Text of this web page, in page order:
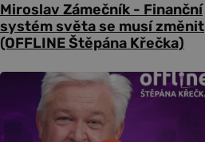
Miroslav Zámečník - Finanční
systém světa se musí změnit
(OFFLINE Štěpána Křečka)